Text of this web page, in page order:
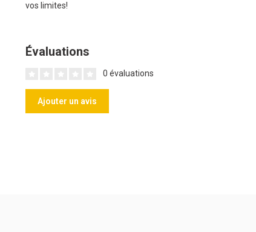
vos limites!
Évaluations
0 évaluations
Ajouter un avis